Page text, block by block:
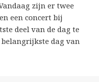
zijn er twee
een concert bij
deel van de dag te
dag van